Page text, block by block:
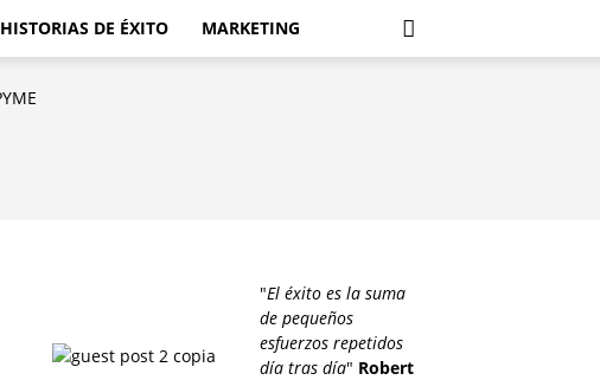
HISTORIAS DE ÉXITO MARKETING
"El éxito es la suma
de pequeños
esfuerzos repetidos
día tras día" Robert